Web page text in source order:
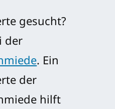
gesucht?
der
. Ein
der
hilft